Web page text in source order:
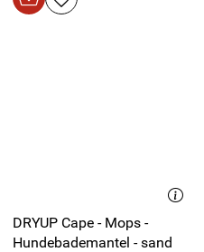
DRYUP Cape - Mops -
Hundebademantel - sand